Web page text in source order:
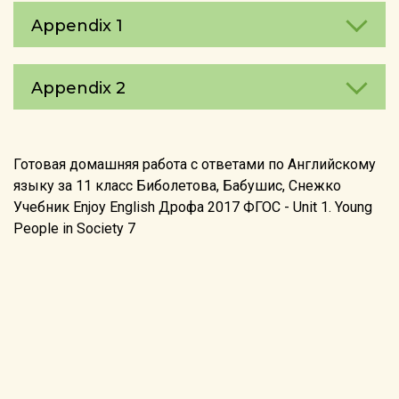
Appendix 1
Appendix 2
Готовая домашняя работа с ответами по Английскому
языку за 11 класс Биболетова, Бабушис, Снежко
Учебник Enjoy English Дрофа 2017 ФГОС - Unit 1. Young
People in Society 7